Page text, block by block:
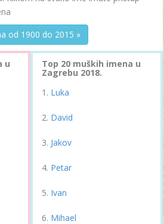
od 1900 do 2015 »
u Top 20 muških imena u
Zagrebu 2018.
Luka
David
Jakov
Petar
Ivan
Mihael